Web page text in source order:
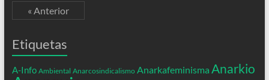
« Anterior
Etiquetas
A-Info Ambiental Anarcosindicalismo Anarkafeminisma Anarkio